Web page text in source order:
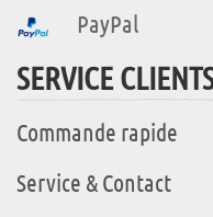
PayPal
SERVICE
Commande rapide
Service & Contact